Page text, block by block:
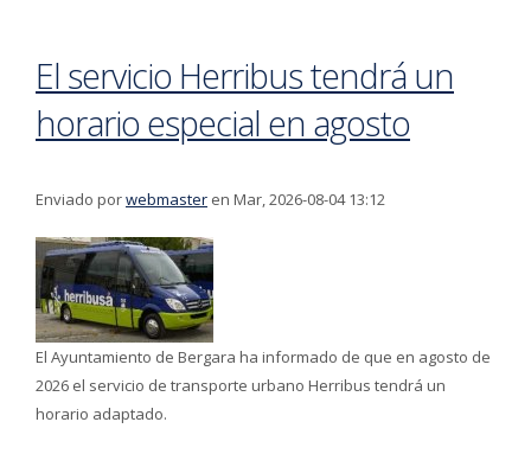
El servicio Herribus tendrá un
horario especial en agosto
Enviado porwebmaster en Mar, 2026-08-04 13:12
El Ayuntamiento de Bergara ha informado de que en agosto de
2026 el servicio de transporte urbano Herribus tendrá un
horario adaptado.